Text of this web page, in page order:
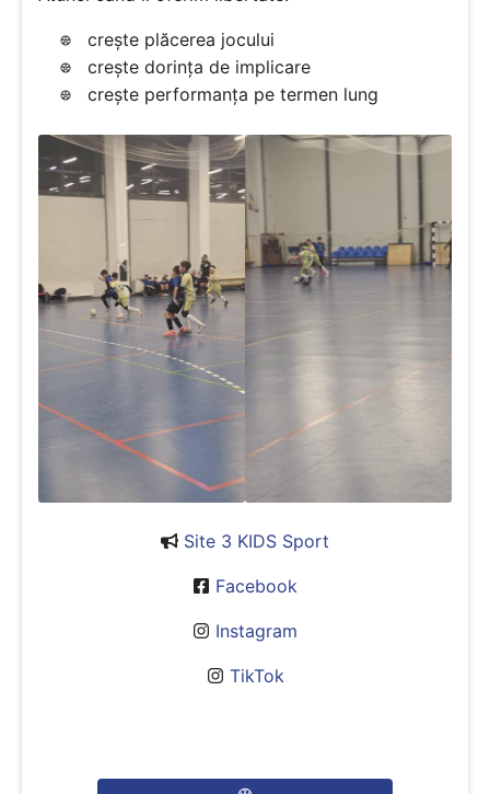
crește plăcerea jocului
crește dorința de implicare
crește performanța pe termen lung
Site 3 KIDS Sport
Facebook
Instagram
TikTok